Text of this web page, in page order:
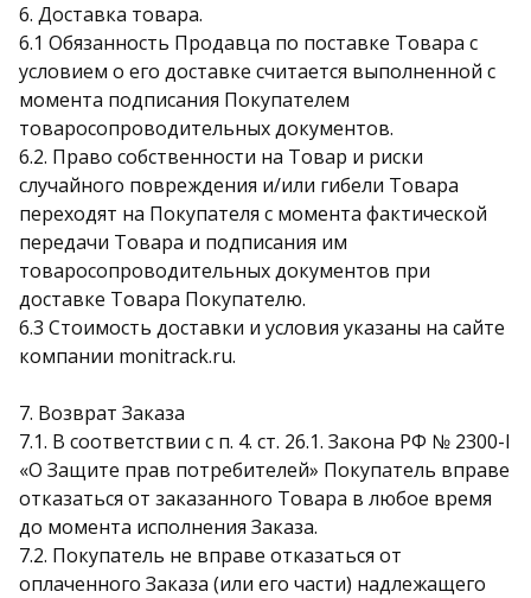
6. Доставка товара.
6.1 Обязанность Продавца по поставке Товара с
условием о его доставке считается выполненной с
момента подписания Покупателем
товаросопроводительных документов.
6.2. Право собственности на Товар и риски
случайного повреждения и/или гибели Товара
переходят на Покупателя с момента фактической
передачи Товара и подписания им
товаросопроводительных документов при
доставке Товара Покупателю.
6.3 Стоимость доставки и условия указаны на сайте
компании monitrack.ru.
7. Возврат Заказа
7.1. В соответствии с п. 4. ст. 26.1. Закона РФ № 2300-I
«О Защите прав потребителей» Покупатель вправе
отказаться от заказанного Товара в любое время
до момента исполнения Заказа.
7.2. Покупатель не вправе отказаться от
оплаченного Заказа (или его части) надлежащего